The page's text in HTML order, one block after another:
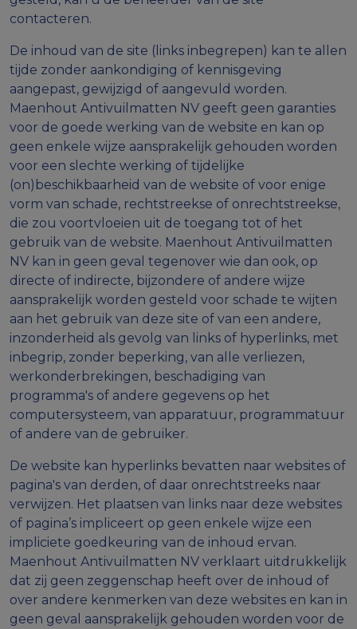
contacteren.
De inhoud van de site (links inbegrepen) kan te allen
tijde zonder aankondiging of kennisgeving
aangepast, gewijzigd of aangevuld worden.
Maenhout Antivuilmatten NV geeft geen garanties
voor de goede werking van de website en kan op
geen enkele wijze aansprakelijk gehouden worden
voor een slechte werking of tijdelijke
(on)beschikbaarheid van de website of voor enige
vorm van schade, rechtstreekse of onrechtstreekse,
die zou voortvloeien uit de toegang tot of het
gebruik van de website. Maenhout Antivuilmatten
NV kan in geen geval tegenover wie dan ook, op
directe of indirecte, bijzondere of andere wijze
aansprakelijk worden gesteld voor schade te wijten
aan het gebruik van deze site of van een andere,
inzonderheid als gevolg van links of hyperlinks, met
inbegrip, zonder beperking, van alle verliezen,
werkonderbrekingen, beschadiging van
programma's of andere gegevens op het
computersysteem, van apparatuur, programmatuur
of andere van de gebruiker.
De website kan hyperlinks bevatten naar websites of
pagina's van derden, of daar onrechtstreeks naar
verwijzen. Het plaatsen van links naar deze websites
of pagina’s impliceert op geen enkele wijze een
impliciete goedkeuring van de inhoud ervan.
Maenhout Antivuilmatten NV verklaart uitdrukkelijk
dat zij geen zeggenschap heeft over de inhoud of
over andere kenmerken van deze websites en kan in
geen geval aansprakelijk gehouden worden voor de